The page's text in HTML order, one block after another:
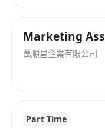
Marketing
萬順昌企業有限公司
Part Time